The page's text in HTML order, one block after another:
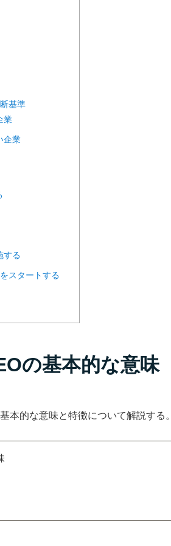
基準
業
企業
する
スタートする
の基本的な意味
本的な意味と特徴について解説する。